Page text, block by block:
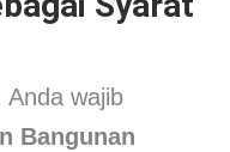
Anda wajib
Bangunan